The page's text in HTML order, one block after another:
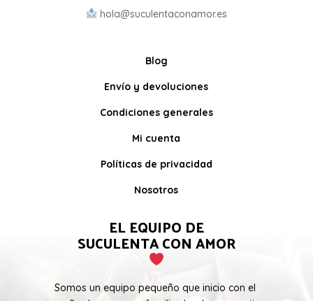
hola@suculentaconamor.es
Blog
Envío y devoluciones
Condiciones generales
Mi cuenta
Políticas de privacidad
Nosotros
EL EQUIPO DE
SUCULENTA CON AMOR
Somos un equipo pequeño que inicio con el